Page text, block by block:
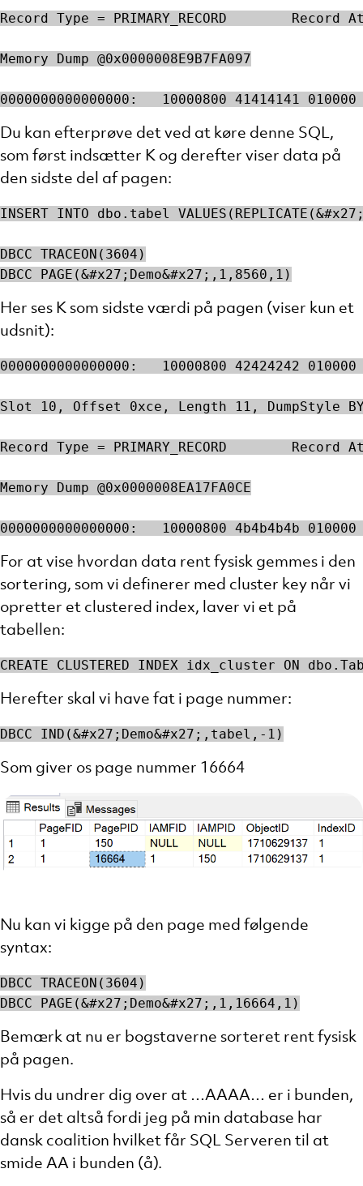
Record Type = PRIMARY_RECORD
Memory Dump @0x0000008E9B7FA097
0000000000000000:   10000800
Du kan efterprøve det ved at køre denne SQL,
som først indsætter K og derefter viser data på
den sidste del af pagen:
INSERT INTO dbo.tabel
DBCC TRACEON(3604)
DBCC PAGE(&#x27;Demo&#x27;,1,8560,1)
Her ses K som sidste værdi på pagen (viser kun et
udsnit):
0000000000000000:   10000800
Slot 10, Offset 0xce, Length 11, DumpStyle
Record Type = PRIMARY_RECORD
Memory Dump @0x0000008EA17FA0CE
0000000000000000:   10000800
For at vise hvordan data rent fysisk gemmes i den
sortering, som vi definerer med cluster key når vi
opretter et clustered index, laver vi et på
tabellen:
CREATE CLUSTERED INDEX idx_cluster ON
Herefter skal vi have fat i page nummer:
DBCC IND(&#x27;Demo&#x27;,tabel,-1)
Som giver os page nummer 16664
Nu kan vi kigge på den page med følgende
syntax:
DBCC TRACEON(3604)
DBCC PAGE(&#x27;Demo&#x27;,1,16664,1)
Bemærk at nu er bogstaverne sorteret rent fysisk
på pagen.
Hvis du undrer dig over at …AAAA… er i bunden,
så er det altså fordi jeg på min database har
dansk coalition hvilket får SQL Serveren til at
smide AA i bunden (å).